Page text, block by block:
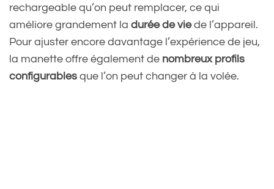
pic.twitter.com/TaDlnd4f0v
— 8BitDo (@8BitDo)August
9, 2024
rechargeable qu’on peut remplacer, ce qui
améliore grandement la durée de viede l’appareil.
Pour ajuster encore davantage l’expérience de jeu,
la manette offre également de nombreux profils
configurables que l’on peut changer à la volée.